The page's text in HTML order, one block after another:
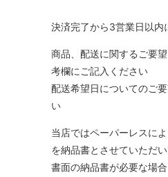
決済完了から3営業日以内
商品、配送に関するご要
考欄にご記入ください
配送希望日についてのご
い
当店ではペーパーレスに
を納品書とさせていただ
書面の納品書が必要な場